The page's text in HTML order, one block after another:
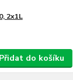
2x1L
Přidat do košíku